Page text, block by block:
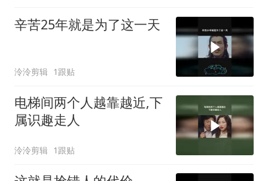
辛苦25年就是为了这一天
泠泠剪辑 1跟贴
电梯间两个人越靠越近,下
属识趣走人
泠泠剪辑 1跟贴